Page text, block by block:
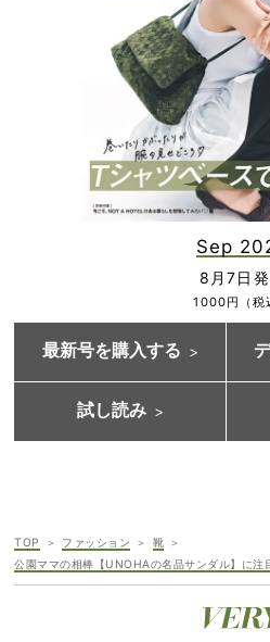
Sep
8月7日
1000円（税
最新号を購入する
試し読み
TOP ファッション
靴
公園ママの相棒【UNOHAの名品サンダル】に